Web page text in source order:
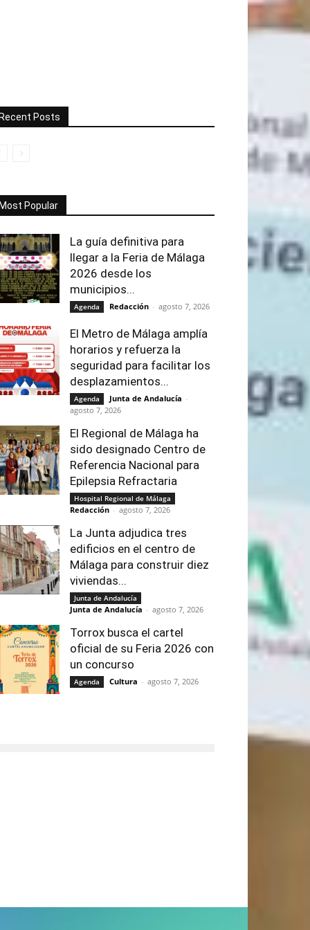
Posts
Popular
La guía definitiva para
llegar a la Feria de Málaga
2026 desde los
municipios...
Agenda Redacción - agosto 7, 2026
El Metro de Málaga amplía
horarios y refuerza la
seguridad para facilitar los
desplazamientos...
Agenda Junta de Andalucía -
agosto 7, 2026
El Regional de Málaga ha
sido designado Centro de
Referencia Nacional para
Epilepsia Refractaria
Hospital Regional de Málaga
Redacción - agosto 7, 2026
La Junta adjudica tres
edificios en el centro de
Málaga para construir diez
viviendas...
Junta de Andalucía
Junta de Andalucía - agosto 7, 2026
Torrox busca el cartel
oficial de su Feria 2026 con
un concurso
Agenda Cultura - agosto 7, 2026